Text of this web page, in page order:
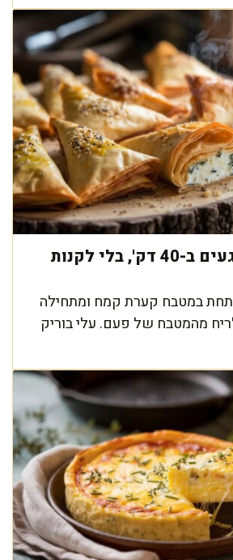
עלי בוריק משגעים ב-40 דק', בלי לקנות
במטבח קערת קמח ומתחילה
מהמטבח של פעם. עלי בוריק